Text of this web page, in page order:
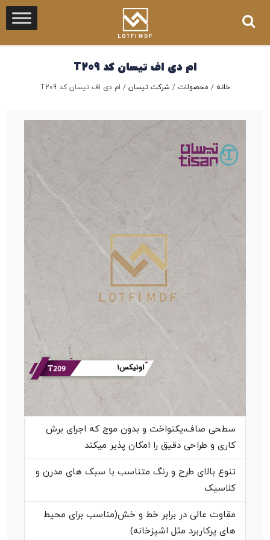
ام دی اف تیسان کد T209
خانه / محصولات / شرکت تیسان / ام دی اف تیسان کد T209
سطحی صاف،یکنواخت و بدون موج که اجرای برش
کاری و طراحی دقیق را امکان پذیر میکند
تنوع بالای طرح و رنگ متناسب با سبک های مدرن و
کلاسیک
مقاوت عالی در برابر خط و خش(مناسب برای محیط
های پرکاربرد مثل اشپزخانه)